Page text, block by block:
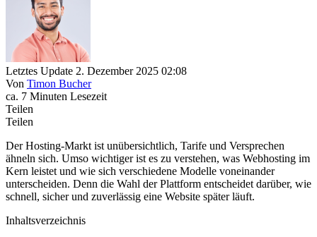
Letztes Update 2. Dezember 2025 02:08
Von Timon Bucher
ca. 7 Minuten Lesezeit
Teilen
Teilen
Der Hosting-Markt ist unübersichtlich, Tarife und Versprechen
ähneln sich. Umso wichtiger ist es zu verstehen, was Webhosting im
Kern leistet und wie sich verschiedene Modelle voneinander
unterscheiden. Denn die Wahl der Plattform entscheidet darüber, wie
schnell, sicher und zuverlässig eine Website später läuft.
Inhaltsverzeichnis